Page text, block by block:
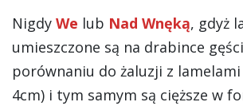
Nigdy We lub Nad Wnęką, gdyż
umieszczone są na drabince
porównaniu do żaluzji z
4cm) i tym samym są cięższe w